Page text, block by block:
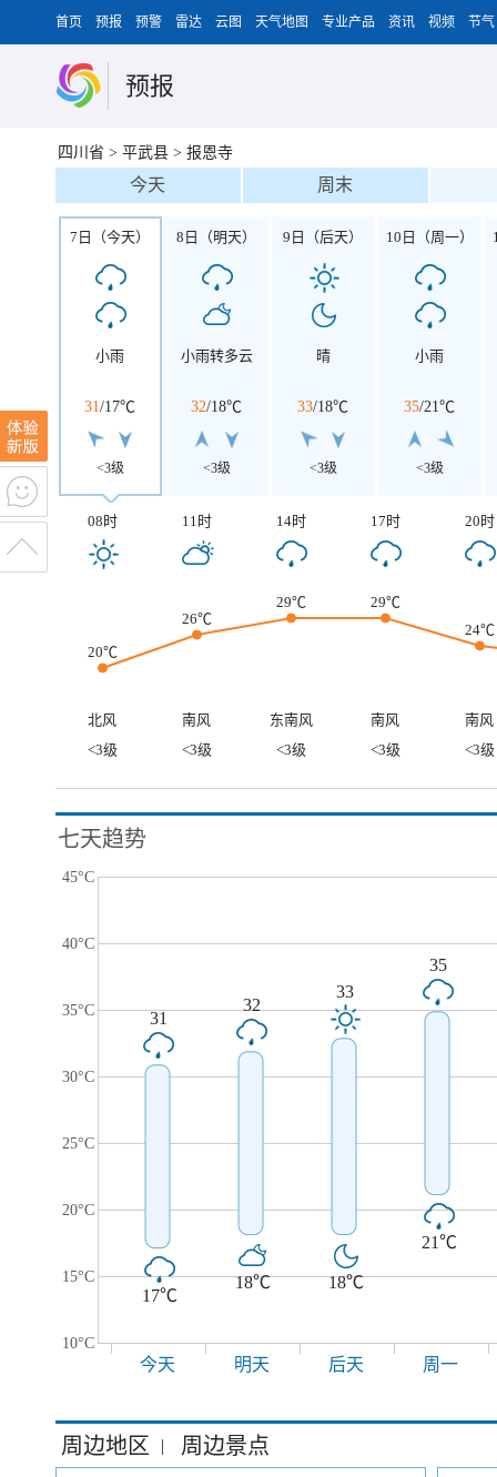
首页 预报 预警 雷达 云图 天气地图 专业产品 资讯 视频 节气
预报
四川省 > 平武县 > 报恩寺
今天 周末
7日（今天）
小雨
31/17℃
<3级
8日（明天）
小雨转多云
32/18℃
<3级
9日（后天）
晴
33/18℃
<3级
10日（周一）
小雨
35/21℃
<3级
08时 11时 14时 17时 20时
20℃
26℃
29℃
29℃
24℃
北风 南风 东南风 南风
南风
<3级
<3级 <3级 <3级 <3级
七天趋势
45°C
40°C
35°C
30°C
25°C
20°C
15°C
10°C
31
17℃
32
18℃
33
18℃
35
21℃
今天 明天 后天 周一
周边地区 | 周边景点